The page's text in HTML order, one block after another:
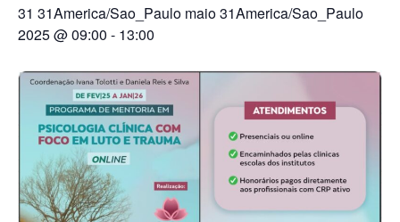
31 31America/Sao_Paulo maio 31America/Sao_Paulo
2025 @ 09:00 - 13:00